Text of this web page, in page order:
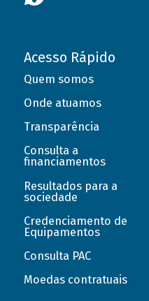
Acesso Rápido
Quem somos
Onde atuamos
Transparência
Consulta a
financiamentos
Resultados para a
sociedade
Credenciamento de
Equipamentos
Consulta PAC
Moedas contratuais